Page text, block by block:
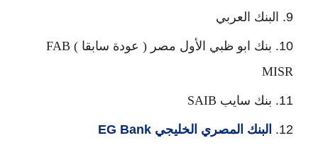
البنك العربي
بنك ابو ظبي الأول مصر ( عودة سابقا ) FAB
MISR
بنك سايب SAIB
البنك المصري الخليجي EG Bank